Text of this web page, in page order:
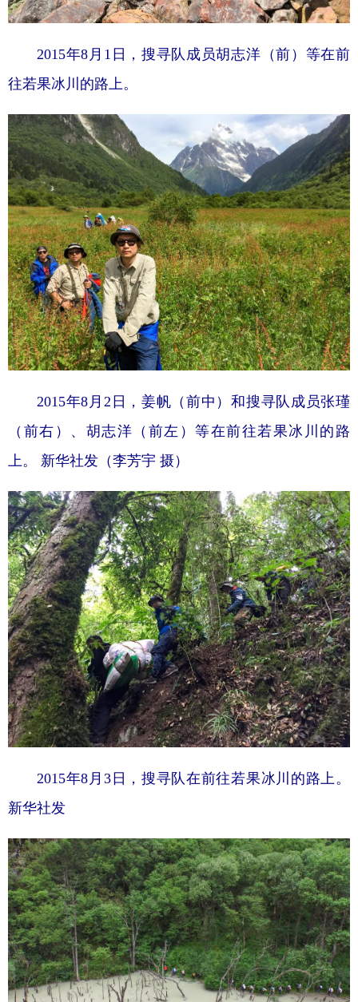
2015年8月1日，搜寻队成员胡志洋（前）等在前
往若果冰川的路上。
2015年8月2日，姜帆（前中）和搜寻队成员张瑾
（前右）、胡志洋（前左）等在前往若果冰川的路
上。 新华社发（李芳宇 摄）
2015年8月3日，搜寻队在前往若果冰川的路上。
新华社发